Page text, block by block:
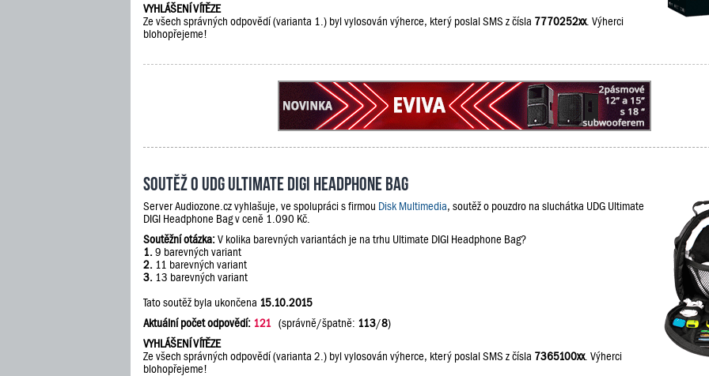
VYHLÁŠENÍ VÍTĚZE
Ze všech správných odpovědí (varianta 1.) byl vylosován výherce, který poslal SMS z čísla 7770252xx. Výherci
blohopřejeme!
Soutěž o UDG Ultimate DIGI Headphone Bag
Server Audiozone.cz vyhlašuje, ve spolupráci s firmou Disk Multimedia, soutěž o pouzdro na sluchátka UDG Ultimate
DIGI Headphone Bag v ceně 1.090 Kč.
Soutěžní otázka:V kolika barevných variantách je na trhu Ultimate DIGI Headphone Bag?
1. 9 barevných variant
2. 11 barevných variant
3. 13 barevných variant
Tato soutěž byla ukončena 15.10.2015
Aktuální počet odpovědí: 121 (správně/špatně: 113/8)
VYHLÁŠENÍ VÍTĚZE
Ze všech správných odpovědí (varianta 2.) byl vylosován výherce, který poslal SMS z čísla 7365100xx. Výherci
blohopřejeme!